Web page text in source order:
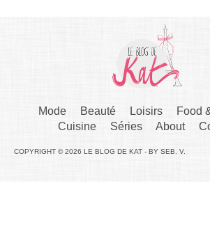
Mode Beauté Loisirs
Food
Cuisine
Séries About
COPYRIGHT © 2026 LE BLOG DE KAT - BY SEB. V.